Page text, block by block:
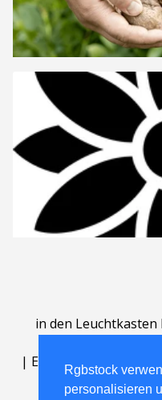
Rgbstock
personalisieren
in den Leuchtkasten
| English | Deutsch